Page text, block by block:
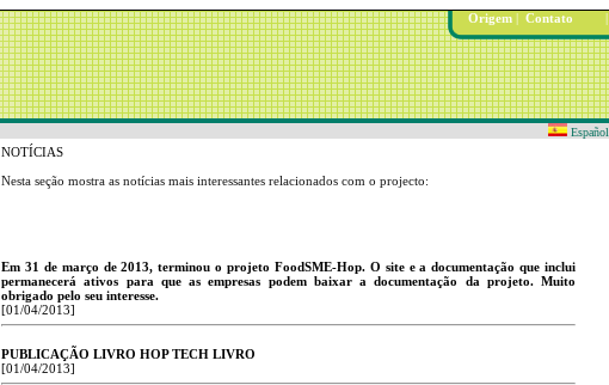
Origem | Contato |
Español
NOTÍCIAS
Nesta seção mostra as notícias mais interessantes relacionados com o projecto:
Em 31 de março de 2013, terminou o projeto FoodSME-Hop. O site e a documentação que inclui
permanecerá ativos para que as empresas podem baixar a documentação da projeto. Muito
obrigado pelo seu interesse.
[01/04/2013]
PUBLICAÇÃO LIVRO HOP TECH LIVRO
[01/04/2013]